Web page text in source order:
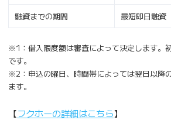
融資までの期間 最短即日融資
※1：借入限度額は審査によって決定します。
です。
※2：申込の曜日、時間帯によっては翌日以降
ます。
【フクホーの詳細はこちら】